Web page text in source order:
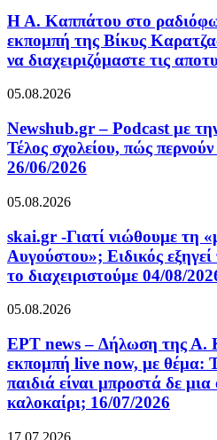
Η Α. Καππάτου στο
εκπομπή της Βίκυς
να διαχειριζόμαστε τις
05.08.2026
Newshub.gr – Podcast με
Τέλος σχολείου, πώς
26/06/2026
05.08.2026
skai.gr -Γιατί νιώθουμε τη
Αυγούστου»; Ειδικός
το διαχειριστούμε 04/08/
05.08.2026
ΕΡΤ news – Δήλωση της Α.
εκπομπή live now, με θέμα:
παιδιά είναι μπροστά δε
καλοκαίρι; 16/07/2026
17.07.2026